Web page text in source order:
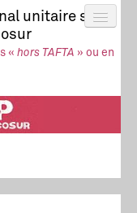
unitaire stop
« hors TAFTA » ou en
CETA